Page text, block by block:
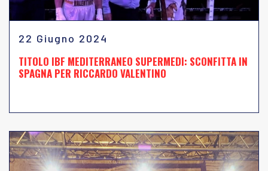
22 Giugno 2024
TITOLO IBF MEDITERRANEO SUPERMEDI: SCONFITTA IN
SPAGNA PER RICCARDO VALENTINO